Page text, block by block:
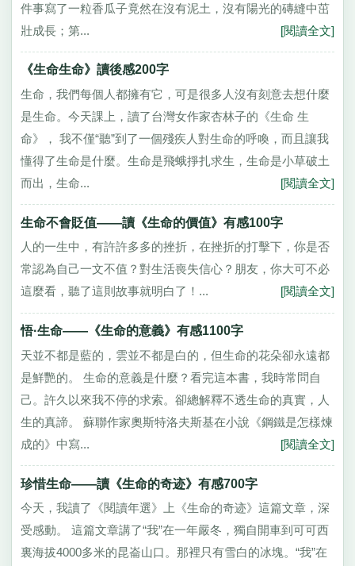
件事寫了一粒香瓜子竟然在沒有泥土，沒有陽光的磚縫中茁
壯成長；第...
[閱讀全文]
《生命生命》讀後感200字
生命，我們每個人都擁有它，可是很多人沒有刻意去想什麼
是生命。今天課上，讀了台灣女作家杏林子的《生命 生
命》， 我不僅“聽”到了一個殘疾人對生命的呼喚，而且讓我
懂得了生命是什麼。生命是飛蛾掙扎求生，生命是小草破土
而出，生命...
[閱讀全文]
生命不會貶值——讀《生命的價值》有感100字
人的一生中，有許許多多的挫折，在挫折的打擊下，你是否
常認為自己一文不值？對生活喪失信心？朋友，你大可不必
這麼看，聽了這則故事就明白了！...
[閱讀全文]
悟·生命——《生命的意義》有感1100字
天並不都是藍的，雲並不都是白的，但生命的花朵卻永遠都
是鮮艷的。 生命的意義是什麼？看完這本書，我時常問自
己。許久以來我不停的求索。卻總解釋不透生命的真實，人
生的真諦。 蘇聯作家奧斯特洛夫斯基在小說《鋼鐵是怎樣煉
成的》中寫...
[閱讀全文]
珍惜生命——讀《生命的奇迹》有感700字
今天，我讀了《閱讀年選》上《生命的奇迹》這篇文章，深
受感動。 這篇文章講了“我”在一年嚴冬，獨自開車到可可西
裏海拔4000多米的昆崙山口。那裡只有雪白的冰塊。“我”在